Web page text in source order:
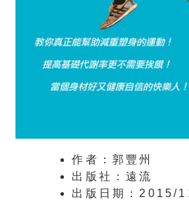
作者：郭豐州
出版社：遠流
出版日期：2015/